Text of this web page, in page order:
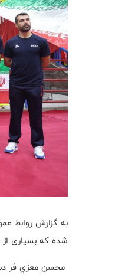
به گزارش روابط
شده که بسیاری از
محسن معزي فر